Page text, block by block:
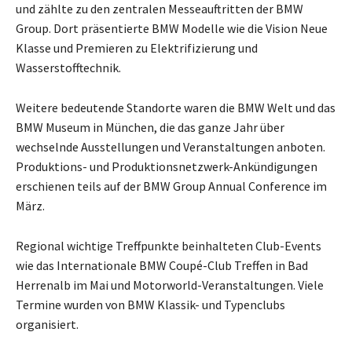
und zählte zu den zentralen Messeauftritten der BMW
Group. Dort präsentierte BMW Modelle wie die Vision Neue
Klasse und Premieren zu Elektrifizierung und
Wasserstofftechnik.
Weitere bedeutende Standorte waren die BMW Welt und das
BMW Museum in München, die das ganze Jahr über
wechselnde Ausstellungen und Veranstaltungen anboten.
Produktions- und Produktionsnetzwerk-Ankündigungen
erschienen teils auf der BMW Group Annual Conference im
März.
Regional wichtige Treffpunkte beinhalteten Club-Events
wie das Internationale BMW Coupé-Club Treffen in Bad
Herrenalb im Mai und Motorworld-Veranstaltungen. Viele
Termine wurden von BMW Klassik- und Typenclubs
organisiert.